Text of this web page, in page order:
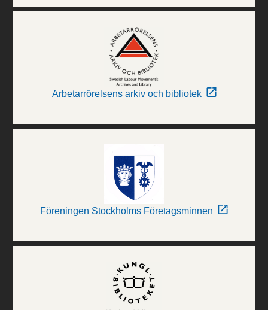
Arbetarrörelsens arkiv och bibliotek
Föreningen Stockholms Företagsminnen